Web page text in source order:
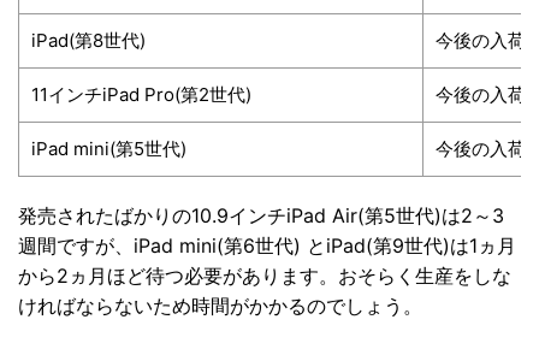
iPad(第8世代) 今後の入荷
11インチiPad Pro(第2世代) 今後の入荷
iPad mini(第5世代) 今後の入荷
発売されたばかりの10.9インチiPad Air(第5世代)は2～3
週間ですが、iPad mini(第6世代) とiPad(第9世代)は1ヵ月
から2ヵ月ほど待つ必要があります。おそらく生産をしな
ければならないため時間がかかるのでしょう。